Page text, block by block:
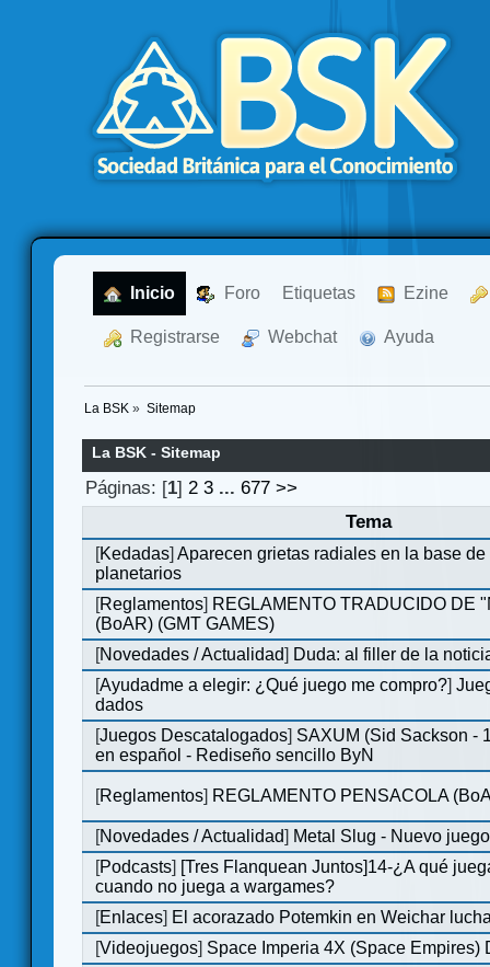
Inicio Foro Etiquetas Ezine
Registrarse Webchat Ayuda
La BSK » Sitemap
La BSK - Sitemap
Páginas: [1]2 3 ...677 >>
Tema
[Kedadas]Aparecen grietas radiales en la base
planetarios
[Reglamentos] REGLAMENTO TRADUCIDO DE
(BoAR) (GMT GAMES)
[Novedades / Actualidad] Duda: al filler de la
[Ayudadme a elegir: ¿Qué juego me compro?]
dados
[Juegos Descatalogados] SAXUM (Sid Sackson -
en español - Rediseño sencillo ByN
[Reglamentos] REGLAMENTO PENSACOLA
[Novedades / Actualidad] Metal Slug - Nuevo
[Podcasts] [Tres Flanquean Juntos]14-¿A qué
cuando no juega a wargames?
[Enlaces] El acorazado Potemkin en Weichar
[Videojuegos] Space Imperia 4X (Space Empires)